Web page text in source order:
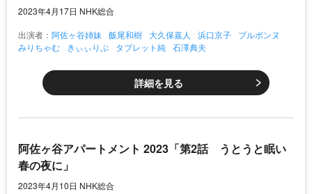
2023年4月17日 NHK総合
出演者： 阿佐ヶ谷姉妹 飯尾和樹 大久保嘉人 浜口京子
ブルボンヌ
みりちゃむ
きぃぃりぷ タブレット純 石澤典夫
詳細を見る
阿佐ヶ谷アパートメント 2023「第2話 うとうと眠い
春の夜に」
2023年4月10日 NHK総合